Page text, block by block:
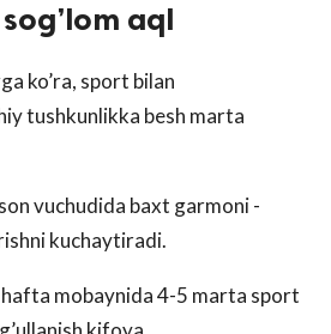
aql
ko’ra, sport bilan
tushkunlikka besh marta
vuchudida baxt garmoni -
kuchaytiradi.
hafta mobaynida 4-5 marta sport